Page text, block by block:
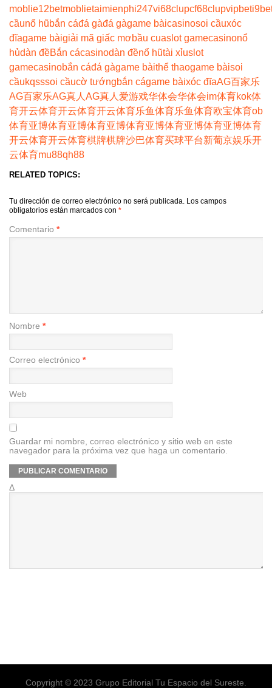
moblie12betmoblietaimienphi247vi68clupcf68clupvipbet
cầunổ hũbắn cáđá gàđá gàgame bàicasinosoi cầuxóc
đĩagame bàigiải mã giấc mơbầu cuaslot gamecasinonổ
hủdàn đềBắn cácasinodàn đềnổ hũtài xỉuslot
gamecasinobắn cáđá gàgame bàithể thaogame bàisoi
cầukqsssoi cầucờ tướngbắn cágame bàixóc đĩaAG百家乐
AG百家乐AG真人 AG真人 爱游戏华体会华体会im体育kok体
育开云体育开云体育开云体育乐鱼体育乐鱼体育欧宝体育ob
体育亚博体育亚博体育亚博体育亚博体育亚博体育亚博体育
开云体育开云体育棋牌棋牌沙巴体育买球平台新葡京娱乐开
云体育mu88qh88
RELATED TOPICS:
Tu dirección de correo electrónico no será publicada. Los campos
obligatorios están marcados con *
Comentario *
Nombre *
Correo electrónico *
Web
Guardar mi nombre, correo electrónico y sitio web en este
navegador para la próxima vez que haga un comentario.
Δ
Copyright © 2023 Grupo Editorial Tu Espacio del Sureste.